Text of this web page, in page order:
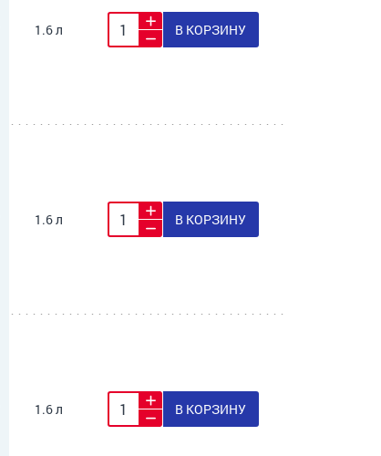
1.6 л В КОРЗИНУ
1.6 л В КОРЗИНУ
1.6 л В КОРЗИНУ